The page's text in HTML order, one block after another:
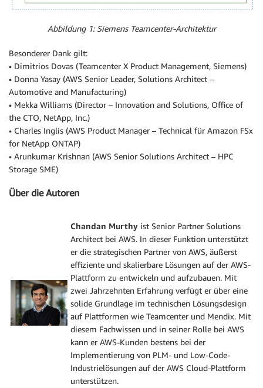
Abbildung 1: Siemens Teamcenter-Architektur
Besonderer Dank gilt:
• Dimitrios Dovas (Teamcenter X Product Management, Siemens)
• Donna Yasay (AWS Senior Leader, Solutions Architect –
Automotive and Manufacturing)
• Mekka Williams (Director – Innovation and Solutions, Office of
the CTO, NetApp, Inc.)
• Charles Inglis (AWS Product Manager – Technical für Amazon FSx
for NetApp ONTAP)
• Arunkumar Krishnan (AWS Senior Solutions Architect – HPC
Storage SME)
Über die Autoren
Chandan Murthy ist Senior Partner Solutions
Architect bei AWS. In dieser Funktion unterstützt
er die strategischen Partner von AWS, äußerst
effiziente und skalierbare Lösungen auf der AWS-
Plattform zu entwickeln und aufzubauen. Mit
zwei Jahrzehnten Erfahrung verfügt er über eine
solide Grundlage im technischen Lösungsdesign
auf Plattformen wie Teamcenter und Mendix. Mit
diesem Fachwissen und in seiner Rolle bei AWS
kann er AWS-Kunden bestens bei der
Implementierung von PLM- und Low-Code-
Industrielösungen auf der AWS Cloud-Plattform
unterstützen.